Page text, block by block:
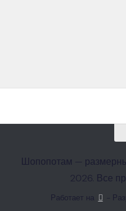
Шопопотам —
2026. Все
Работает на -